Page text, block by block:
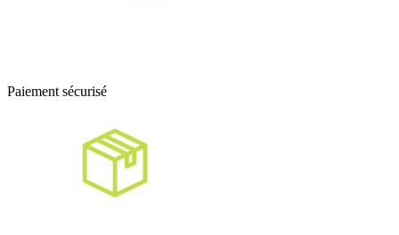
Paiement sécurisé